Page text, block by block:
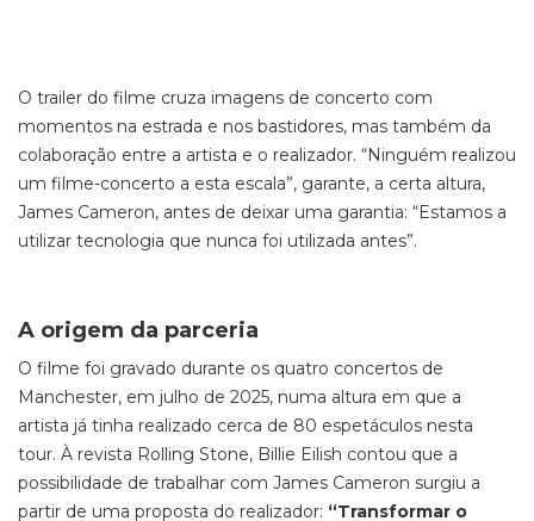
O trailer do filme cruza imagens de concerto com
momentos na estrada e nos bastidores, mas também da
colaboração entre a artista e o realizador. “Ninguém realizou
um filme-concerto a esta escala”, garante, a certa altura,
James Cameron, antes de deixar uma garantia: “Estamos a
utilizar tecnologia que nunca foi utilizada antes”.
A origem da parceria
O filme foi gravado durante os quatro concertos de
Manchester, em julho de 2025, numa altura em que a
artista já tinha realizado cerca de 80 espetáculos nesta
tour. À revista Rolling Stone, Billie Eilish contou que a
possibilidade de trabalhar com James Cameron surgiu a
partir de uma proposta do realizador: “Transformar o